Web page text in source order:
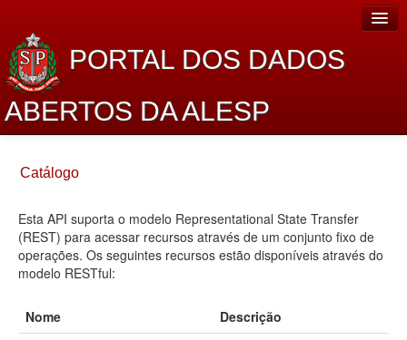
PORTAL DOS DADOS
ABERTOS DA ALESP
Sobre o projeto
Dados Abertos Alesp
Lei de Acesso à Informação
Planejamento
Catálogo
Esta API suporta o modelo Representational State Transfer
(REST) para acessar recursos através de um conjunto fixo de
operações. Os seguintes recursos estão disponíveis através do
modelo RESTful:
Nome
Descrição